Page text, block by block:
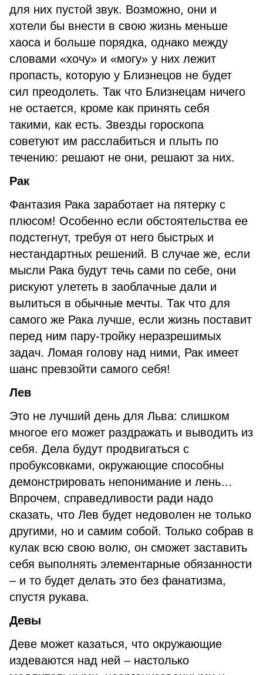
для них пустой звук. Возможно, они и
хотели бы внести в свою жизнь меньше
хаоса и больше порядка, однако между
словами «хочу» и «могу» у них лежит
пропасть, которую у Близнецов не будет
сил преодолеть. Так что Близнецам ничего
не остается, кроме как принять себя
такими, как есть. Звезды гороскопа
советуют им расслабиться и плыть по
течению: решают не они, решают за них.
Рак
Фантазия Рака заработает на пятерку с
плюсом! Особенно если обстоятельства ее
подстегнут, требуя от него быстрых и
нестандартных решений. В случае же, если
мысли Рака будут течь сами по себе, они
рискуют улететь в заоблачные дали и
вылиться в обычные мечты. Так что для
самого же Рака лучше, если жизнь поставит
перед ним пару-тройку неразрешимых
задач. Ломая голову над ними, Рак имеет
шанс превзойти самого себя!
Лев
Это не лучший день для Льва: слишком
многое его может раздражать и выводить из
себя. Дела будут продвигаться с
пробуксовками, окружающие способны
демонстрировать непонимание и лень…
Впрочем, справедливости ради надо
сказать, что Лев будет недоволен не только
другими, но и самим собой. Только собрав в
кулак всю свою волю, он сможет заставить
себя выполнять элементарные обязанности
– и то будет делать это без фанатизма,
спустя рукава.
Девы
Деве может казаться, что окружающие
издеваются над ней – настолько